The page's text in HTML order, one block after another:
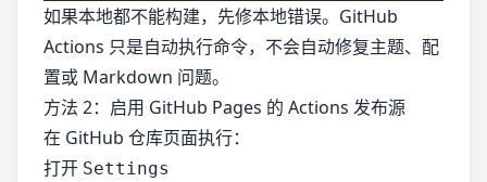
如果本地都不能构建，先修本地错误。GitHub
Actions 只是自动执行命令，不会自动修复主题、配
置或 Markdown 问题。
方法 2：启用 GitHub Pages 的 Actions 发布源
在 GitHub 仓库页面执行：
打开 Settings